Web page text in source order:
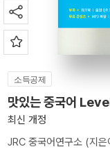
소득공제
맛있는 중국어
최신 개정
JRC 중국어연구소 (지